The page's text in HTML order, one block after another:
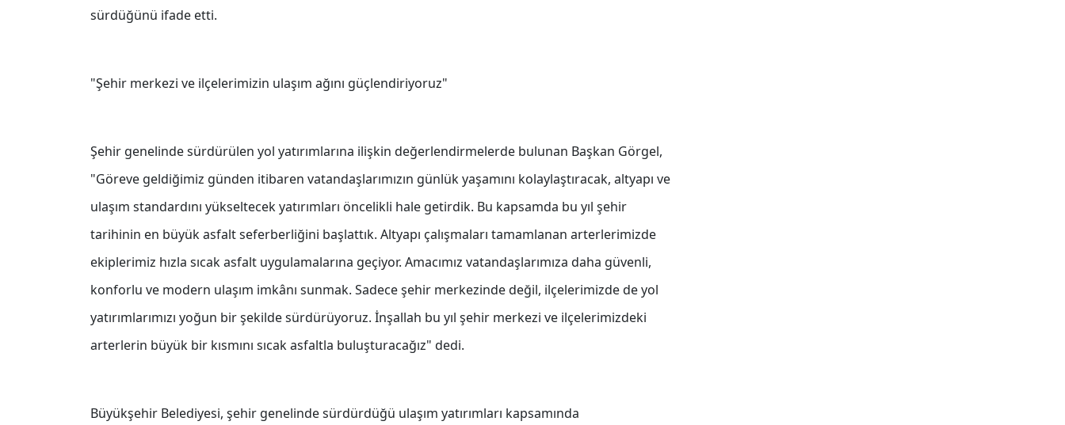
sürdüğünü ifade etti.
"Şehir merkezi ve ilçelerimizin ulaşım ağını güçlendiriyoruz"
Şehir genelinde sürdürülen yol yatırımlarına ilişkin değerlendirmelerde bulunan Başkan Görgel,
"Göreve geldiğimiz günden itibaren vatandaşlarımızın günlük yaşamını kolaylaştıracak, altyapı ve
ulaşım standardını yükseltecek yatırımları öncelikli hale getirdik. Bu kapsamda bu yıl şehir
tarihinin en büyük asfalt seferberliğini başlattık. Altyapı çalışmaları tamamlanan arterlerimizde
ekiplerimiz hızla sıcak asfalt uygulamalarına geçiyor. Amacımız vatandaşlarımıza daha güvenli,
konforlu ve modern ulaşım imkânı sunmak. Sadece şehir merkezinde değil, ilçelerimizde de yol
yatırımlarımızı yoğun bir şekilde sürdürüyoruz. İnşallah bu yıl şehir merkezi ve ilçelerimizdeki
arterlerin büyük bir kısmını sıcak asfaltla buluşturacağız" dedi.
Büyükşehir Belediyesi, şehir genelinde sürdürdüğü ulaşım yatırımları kapsamında